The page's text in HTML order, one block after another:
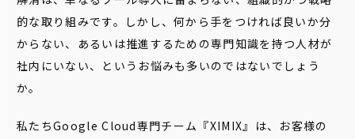
的な取り組みです。しかし、何から手をつければ良いか分
からない、あるいは推進するための専門知識を持つ人材が
社内にいない、というお悩みも多いのではないでしょう
か。
私たちGoogle Cloud専門チーム『XIMIX』は、お客様の